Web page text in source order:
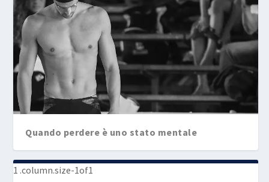
Quando perdere è uno stato mentale